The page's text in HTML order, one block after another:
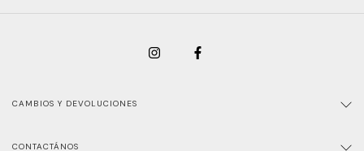
CAMBIOS Y DEVOLUCIONES
CONTACTÁNOS